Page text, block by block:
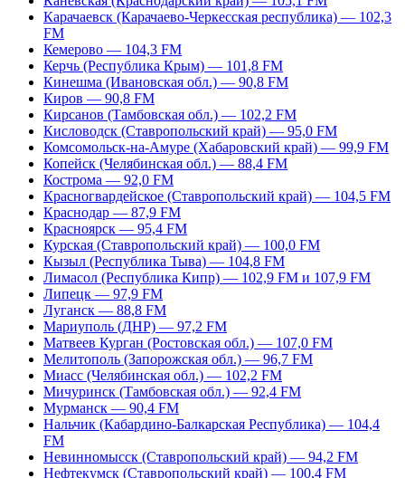
Карачаевск (Карачаево-Черкесская республика) — 102,3
FM
Кемерово — 104,3 FM
Керчь (Республика Крым) — 101,8 FM
Кинешма (Ивановская обл.) — 90,8 FM
Киров — 90,8 FM
Кирсанов (Тамбовская обл.) — 102,2 FM
Кисловодск (Ставропольский край) — 95,0 FM
Комсомольск-на-Амуре (Хабаровский край) — 99,9 FM
Копейск (Челябинская обл.) — 88,4 FM
Кострома — 92,0 FM
Красногвардейское (Ставропольский край) — 104,5 FM
Краснодар — 87,9 FM
Красноярск — 95,4 FM
Курская (Ставропольский край) — 100,0 FM
Кызыл (Республика Тыва) — 104,8 FM
Лимасол (Республика Кипр) — 102,9 FM и 107,9 FM
Липецк — 97,9 FM
Луганск — 88,8 FM
Мариуполь (ДНР) — 97,2 FM
Матвеев Курган (Ростовская обл.) — 107,0 FM
Мелитополь (Запорожская обл.) — 96,7 FM
Миасс (Челябинская обл.) — 102,2 FM
Мичуринск (Тамбовская обл.) — 92,4 FM
Мурманск — 90,4 FM
Нальчик (Кабардино-Балкарская Республика) — 104,4
FM
Невинномысск (Ставропольский край) — 94,2 FM
Нефтекумск (Ставропольский край) — 100,4 FM